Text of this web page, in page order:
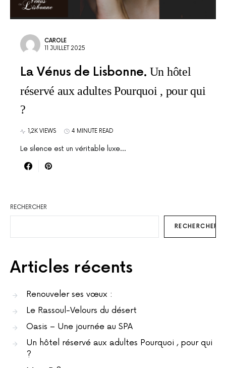
CAROLE
11 JUILLET 2025
La Vénus de Lisbonne Un hôtel
réservé aux adultes Pourquoi , pour qui
?
1,2K VIEWS 4 MINUTE READ
Le silence est un véritable luxe...
RECHERCHER
RECHERCHER
Articles récents
Renouveler ses vœux :
Le Rassoul-Velours du désert
Oasis – Une journée au SPA
Un hôtel réservé aux adultes Pourquoi , pour qui
?